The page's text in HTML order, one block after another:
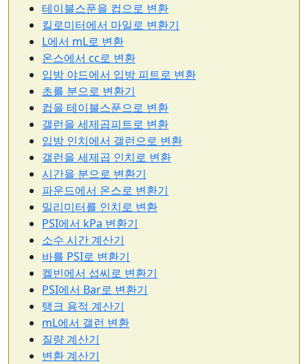
테이블스푼을 컵으로 변환
킬로미터에서 마일로 변환기
L에서 mL로 변환
온스에서 cc로 변환
입방 야드에서 입방 피트로 변환
초를 분으로 변환기
컵을 테이블스푼으로 변환
갤런을 세제곱피트로 변환
입방 인치에서 갤런으로 변환
갤런을 세제곱 인치로 변환
시간을 분으로 변환기
파운드에서 온스로 변환기
밀리미터를 인치로 변환
PSI에서 kPa 변환기
소수 시간 계산기
바를 PSI로 변환기
켈빈에서 섭씨로 변환기
PSI에서 Bar로 변환기
탱크 용적 계산기
mL에서 갤런 변환
질량 계산기
변환 계산기